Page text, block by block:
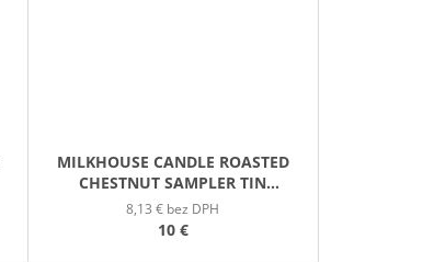
MILKHOUSE CANDLE ROASTED
CHESTNUT SAMPLER TIN
VONNÁ SVIEČKA V
PLECHOVIČKE 42G
8,13 € bez DPH
10 €